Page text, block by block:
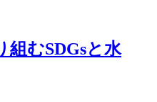
むSDGsと水